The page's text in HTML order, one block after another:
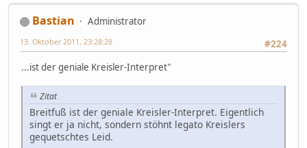
Bastian
Administrator
#224
13. Oktober 2011, 23:28:28
...ist der geniale Kreisler-Interpret"
Zitat
Breitfuß ist der geniale Kreisler-Interpret. Eigentlich
singt er ja nicht, sondern stöhnt legato Kreislers
gequetschtes Leid.